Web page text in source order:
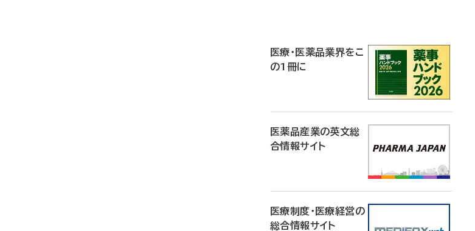
医療・医薬品業界をこ
の1冊に
医薬品産業の英文総
合情報サイト
医療制度・医療経営の
総合情報サイト